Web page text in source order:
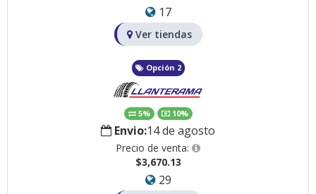
17
Ver tiendas
Opción 2
5% 10%
Envio:14 de agosto
Precio de venta:
$3,670.13
29